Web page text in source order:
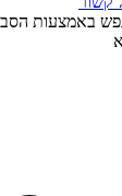
נפש באמצעות